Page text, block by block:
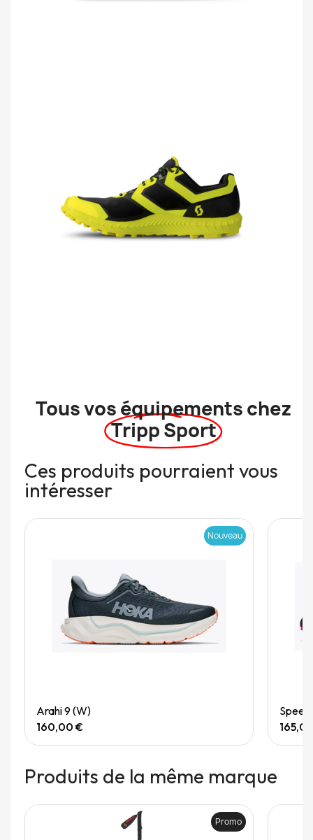
Tous vos équipements chez
Tripp Sport
Ces produits pourraient vous
intéresser
Nouveau
Arahi 9 (W)
160,00 €
Produits de la même marque
Promo